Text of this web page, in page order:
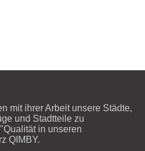
mit ihrer Arbeit unsere Städte,
und Stadtteile zu
in unseren
QIMBY.